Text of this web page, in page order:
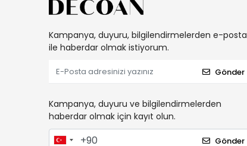
Kedi Tasmaları
Kedi Tuvaletleri
Seyahat Ürünleri
Kampanya, duyuru, bilgilendirmelerden e-posta
ile haberdar olmak istiyorum.
Gönder
Kampanya, duyuru ve bilgilendirmelerden
haberdar olmak için kayıt olun.
Gönder